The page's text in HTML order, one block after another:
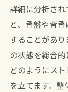
詳細に分析さ
と、骨盤や背
することがあ
の状態を総合
どのようにス
を立てます。